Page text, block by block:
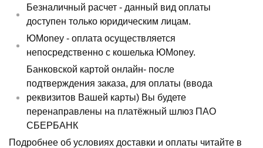
Безналичный расчет - данный вид оплаты
доступен только юридическим лицам.
ЮMoney - оплата осуществляется
непосредственно с кошелька ЮMoney.
Банковской картой онлайн- после
подтверждения заказа, для оплаты (ввода
реквизитов Вашей карты) Вы будете
перенаправлены на платёжный шлюз ПАО
СБЕРБАНК
Подробнее об условиях доставки и оплаты читайте в